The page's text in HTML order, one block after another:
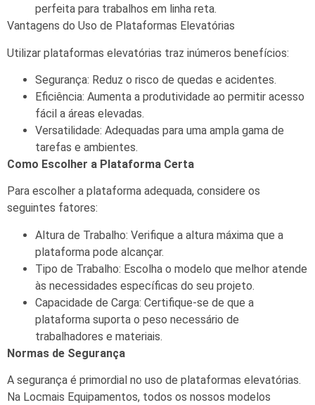
perfeita para trabalhos em linha reta.
Vantagens do Uso de Plataformas Elevatórias
Utilizar plataformas elevatórias traz inúmeros benefícios:
Segurança: Reduz o risco de quedas e acidentes.
Eficiência: Aumenta a produtividade ao permitir acesso
fácil a áreas elevadas.
Versatilidade: Adequadas para uma ampla gama de
tarefas e ambientes.
Como Escolher a Plataforma Certa
Para escolher a plataforma adequada, considere os
seguintes fatores:
Altura de Trabalho: Verifique a altura máxima que a
plataforma pode alcançar.
Tipo de Trabalho: Escolha o modelo que melhor atende
às necessidades específicas do seu projeto.
Capacidade de Carga: Certifique-se de que a
plataforma suporta o peso necessário de
trabalhadores e materiais.
Normas de Segurança
A segurança é primordial no uso de plataformas elevatórias.
Na Locmais Equipamentos, todos os nossos modelos